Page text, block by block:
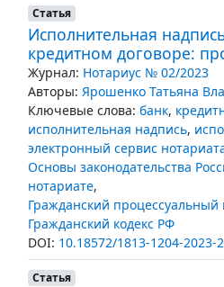
Статья
Исполнительная
кредитном договоре:
Журнал: Нотариус № 02/2023
Авторы: Ярошенко Татьяна
Ключевые слова: банк,
исполнительная надпись,
электронный сервис
Основы законодательства
нотариате,
Гражданский процессуальный
Гражданский кодекс РФ
DOI: 10.18572/1813-1204-2023-
Статья